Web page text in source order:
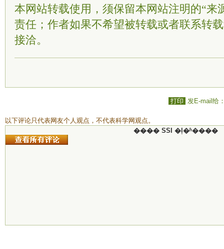
本网站转载使用，须保留本网站注明的“来
责任；作者如果不希望被转载或者联系转
接洽。
打印 发E-mail给
以下评论只代表网友个人观点，不代表科学网观点。
���� SSI �ļ�ʱ����